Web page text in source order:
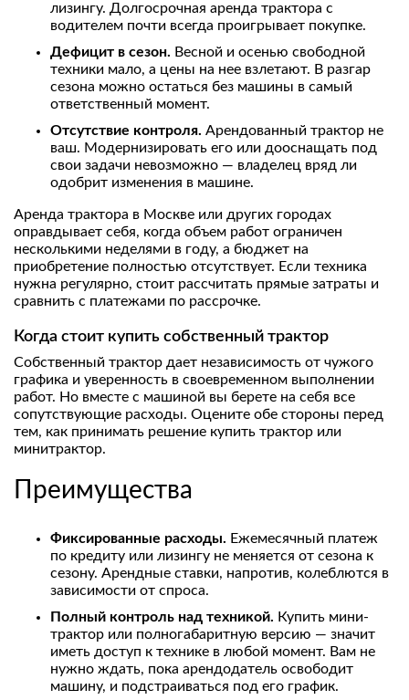
лизингу. Долгосрочная аренда трактора с
водителем почти всегда проигрывает покупке.
Дефицит в сезон. Весной и осенью свободной
техники мало, а цены на нее взлетают. В разгар
сезона можно остаться без машины в самый
ответственный момент.
Отсутствие контроля. Арендованный трактор не
ваш. Модернизировать его или дооснащать под
свои задачи невозможно — владелец вряд ли
одобрит изменения в машине.
Аренда трактора в Москве или других городах
оправдывает себя, когда объем работ ограничен
несколькими неделями в году, а бюджет на
приобретение полностью отсутствует. Если техника
нужна регулярно, стоит рассчитать прямые затраты и
сравнить с платежами по рассрочке.
Когда стоит купить собственный трактор
Собственный трактор дает независимость от чужого
графика и уверенность в своевременном выполнении
работ. Но вместе с машиной вы берете на себя все
сопутствующие расходы. Оцените обе стороны перед
тем, как принимать решение купить трактор или
минитрактор.
Преимущества
Фиксированные расходы. Ежемесячный платеж
по кредиту или лизингу не меняется от сезона к
сезону. Арендные ставки, напротив, колеблются в
зависимости от спроса.
Полный контроль над техникой. Купить мини-
трактор или полногабаритную версию — значит
иметь доступ к технике в любой момент. Вам не
нужно ждать, пока арендодатель освободит
машину, и подстраиваться под его график.